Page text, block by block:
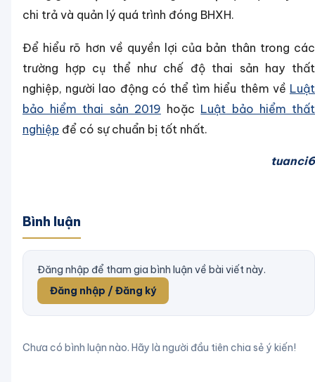
chi trả và quản lý quá trình đóng BHXH.
Để hiểu rõ hơn về quyền lợi của bản thân trong các
trường hợp cụ thể như chế độ thai sản hay thất
nghiệp, người lao động có thể tìm hiểu thêm về Luật
bảo hiểm thai sản 2019 hoặc Luật bảo hiểm thất
nghiệp để có sự chuẩn bị tốt nhất.
tuanci6
Bình luận
Đăng nhập để tham gia bình luận về bài viết này.
Đăng nhập / Đăng ký
Chưa có bình luận nào. Hãy là người đầu tiên chia sẻ ý kiến!